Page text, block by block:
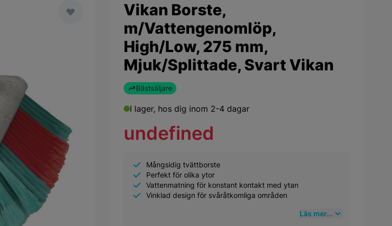
Vikan Borste,
m/Vattengenomlöp,
High/Low, 275 mm,
Mjuk/Splittade, Svart Vikan
Bästsäljare
I lager, hos dig inom 2-4 dagar
undefined
Mångsidig tvättborste
Perfekt för olika ytor
Vattenmatning för konstant kontakt med ytan
Vinklad design för svåråtkomliga områden
Läs mer...